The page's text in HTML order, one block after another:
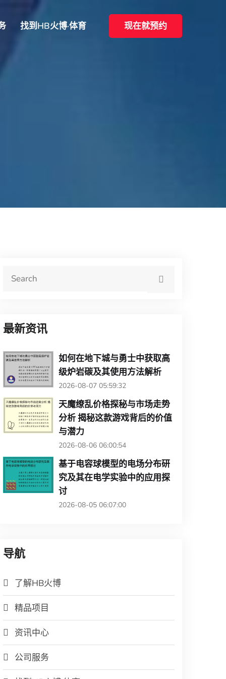
找到HB火博·体育 现在就预约
最新资讯
如何在地下城与勇士中获取高
级炉岩碳及其使用方法解析
2026-08-07 05:59:32
天魔缭乱价格探秘与市场走势
分析 揭秘这款游戏背后的价值
与潜力
2026-08-06 06:00:54
基于电容球模型的电场分布研
究及其在电学实验中的应用探
讨
2026-08-05 06:07:00
导航
了解HB火博
精品项目
资讯中心
公司服务